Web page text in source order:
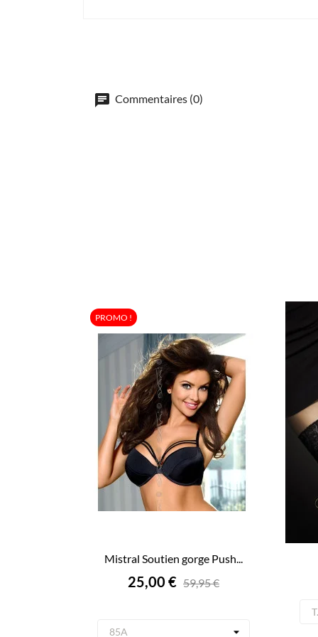
Commentaires (0)
Mistral Soutien gorge Push...
Prix
25,00 € 59,95 €
PROMO !